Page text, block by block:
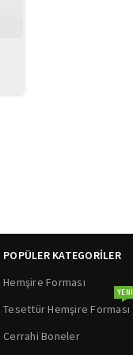
POPÜLER KATEGORİLER
Hemşire Forması
Tesettür Hemşire Forması
YENI
Cerrahi Boneler